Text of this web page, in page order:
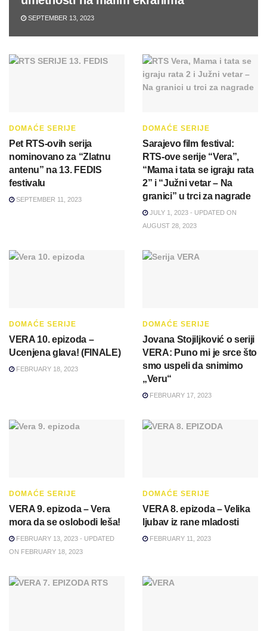
SEPTEMBER 13, 2023
DOMAĆE SERIJE
Pet RTS-ovih serija
nominovano za “Zlatnu
antenu” na 13. FEDIS
festivalu
SEPTEMBER 11, 2023
DOMAĆE SERIJE
Sarajevo film festival:
RTS-ove serije “Vera”,
“Mama i tata se igraju rata
2” i “Južni vetar – Na
granici” u trci za nagrade
JULY 1, 2023 - UPDATED ON
AUGUST 28, 2023
DOMAĆE SERIJE
VERA 10. epizoda –
Ucenjena glava! (FINALE)
FEBRUARY 18, 2023
DOMAĆE SERIJE
Jovana Stojiljković o seriji
VERA: Puno mi je srce što
smo uspeli da snimimo
„Veru“
FEBRUARY 17, 2023
DOMAĆE SERIJE
VERA 9. epizoda – Vera
mora da se oslobodi leša!
FEBRUARY 13, 2023 - UPDATED
ON FEBRUARY 18, 2023
DOMAĆE SERIJE
VERA 8. epizoda – Velika
ljubav iz rane mladosti
FEBRUARY 11, 2023